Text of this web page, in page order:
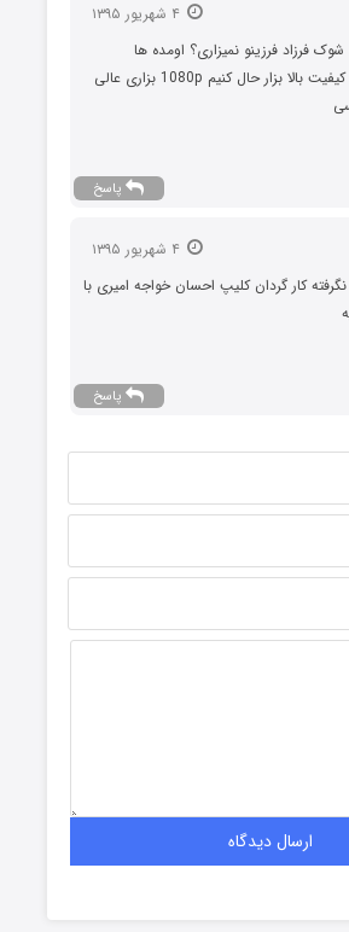
فرزاد فرزینو نمیزاری؟ اومده ها
درضمن اگه گزاشتی کیفیت بالا بزار حال کنیم 1080p بزاری عالی
پاسخ
کار گردان کلیپ احسان خواجه امیری با
پاسخ